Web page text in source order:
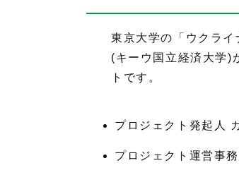
東京大学の「ウクラ
(キーウ国立経済大学)
トです。
プロジェクト発起人
プロジェクト運営事